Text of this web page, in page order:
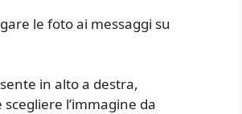
le foto ai messaggi su
in alto a destra,
l’immagine da